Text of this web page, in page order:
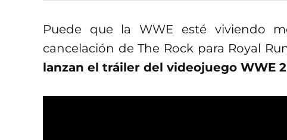
Puede que la WWE esté viviendo
cancelación de The Rock para Royal
lanzan el tráiler del videojuego WWE